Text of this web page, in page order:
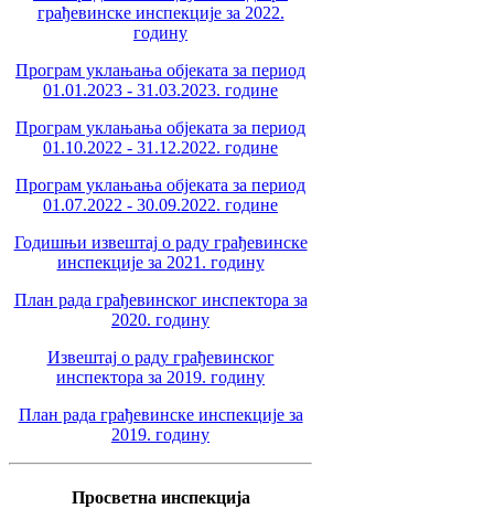
грађевинске инспекције за 2022.
годину
Програм уклањања објеката за период
01.01.2023 - 31.03.2023. године
Програм уклањања објеката за период
01.10.2022 - 31.12.2022. године
Програм уклањања објеката за период
01.07.2022 - 30.09.2022. године
Годишњи извештај о раду грађевинске
инспекције за 2021. годину
План рада грађевинског инспектора за
2020. годину
Извештај о раду грађевинског
инспектора за 2019. годину
План рада грађевинске инспекције за
2019. годину
Просветна инспекција